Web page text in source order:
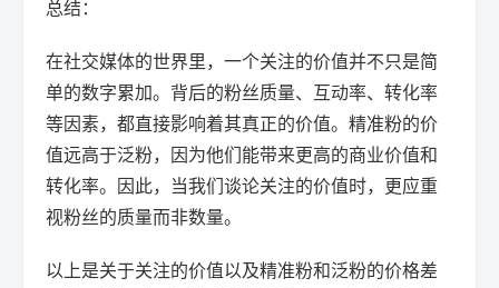
总结：
在社交媒体的世界里，一个关注的价值并不只是简
单的数字累加。背后的粉丝质量、互动率、转化率
等因素，都直接影响着其真正的价值。精准粉的价
值远高于泛粉，因为他们能带来更高的商业价值和
转化率。因此，当我们谈论关注的价值时，更应重
视粉丝的质量而非数量。
以上是关于关注的价值以及精准粉和泛粉的价格差